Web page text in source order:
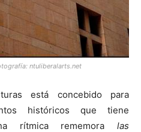
ntuliberalarts.net
está concebido para
históricos que tiene
rítmica rememora las